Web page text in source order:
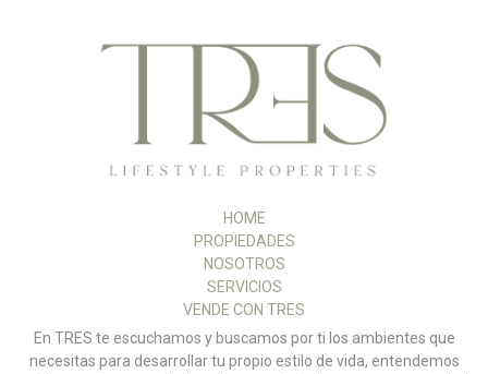
TRES
HOME
PROPIEDADES
NOSOTROS
SERVICIOS
VENDE CON TRES
En TRES te escuchamos y buscamos por ti los ambientes que
necesitas para desarrollar tu propio estilo de vida, entendemos